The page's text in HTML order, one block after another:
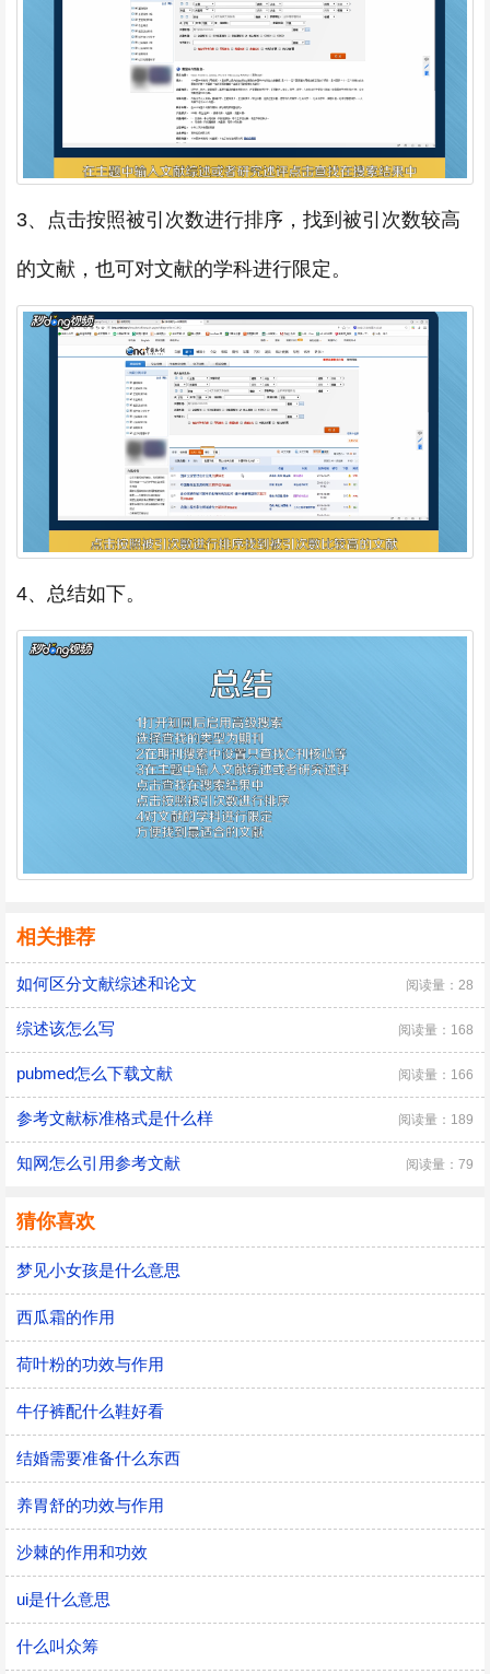
3、点击按照被引次数进行排序，找到被引次数较高
的文献，也可对文献的学科进行限定。
4、总结如下。
相关推荐
如何区分文献综述和论文 阅读量：28
综述该怎么写 阅读量：168
pubmed怎么下载文献 阅读量：166
参考文献标准格式是什么样 阅读量：189
知网怎么引用参考文献 阅读量：79
猜你喜欢
梦见小女孩是什么意思
西瓜霜的作用
荷叶粉的功效与作用
牛仔裤配什么鞋好看
结婚需要准备什么东西
养胃舒的功效与作用
沙棘的作用和功效
ui是什么意思
什么叫众筹